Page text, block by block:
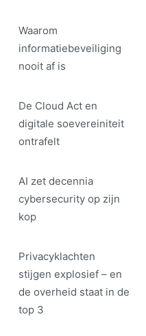
Waarom
informatiebeveiliging
nooit af is
De Cloud Act en
digitale soe­ve­rei­ni­teit
ontrafelt
AI zet decennia
cybersecurity op zijn
kop
Privacyklachten
stijgen explosief – en
de overheid staat in de
top 3